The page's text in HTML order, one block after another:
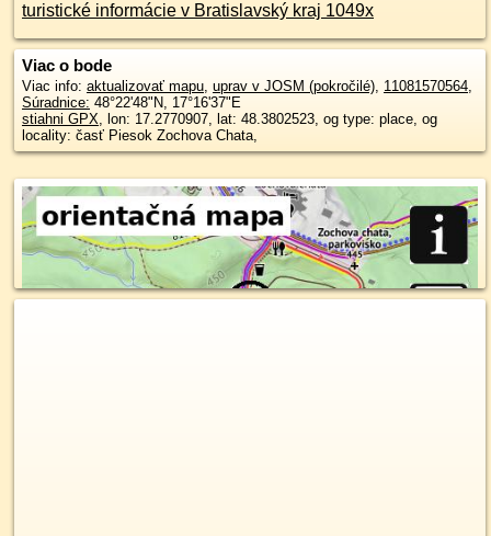
turistické informácie v Bratislavský kraj 1049x
Viac o bode
Viac info: aktualizovať mapu, uprav v JOSM (pokročilé), 11081570564,
Súradnice: 48°22'48"N, 17°16'37"E
stiahni GPX, lon: 17.2770907, lat: 48.3802523, og type: place, og
locality: časť Piesok Zochova Chata,